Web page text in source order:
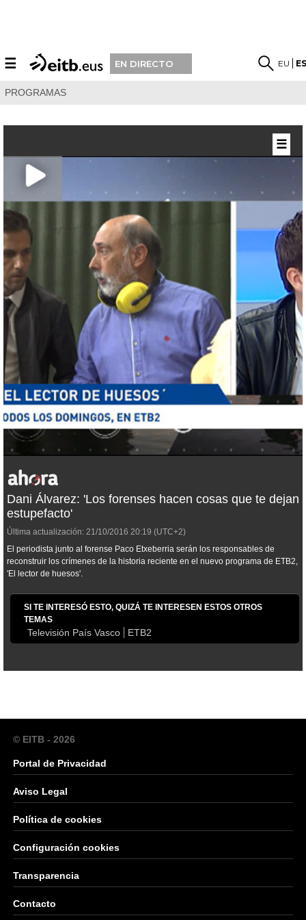
☰ EN DIRECTO EU
PROGRAMAS
Dani Álvarez: 'Los forenses hacen cosas que te dejan
estupefacto'
Última actualización: 21/10/2016 20:19 (UTC+2)
El periodista junto al forense Paco Etxeberria serán los responsables de
reconstruir los crímenes de la historia reciente en el nuevo programa de ETB2,
'El lector de huesos'.
SI TE INTERESÓ ESTO, QUIZÁ TE INTERESEN ESTOS OTROS
TEMAS
Televisión País Vasco ETB2
☰
© EITB - 2026
Portal de Privacidad
Aviso Legal
Política de cookies
Configuración cookies
Transparencia
Contacto